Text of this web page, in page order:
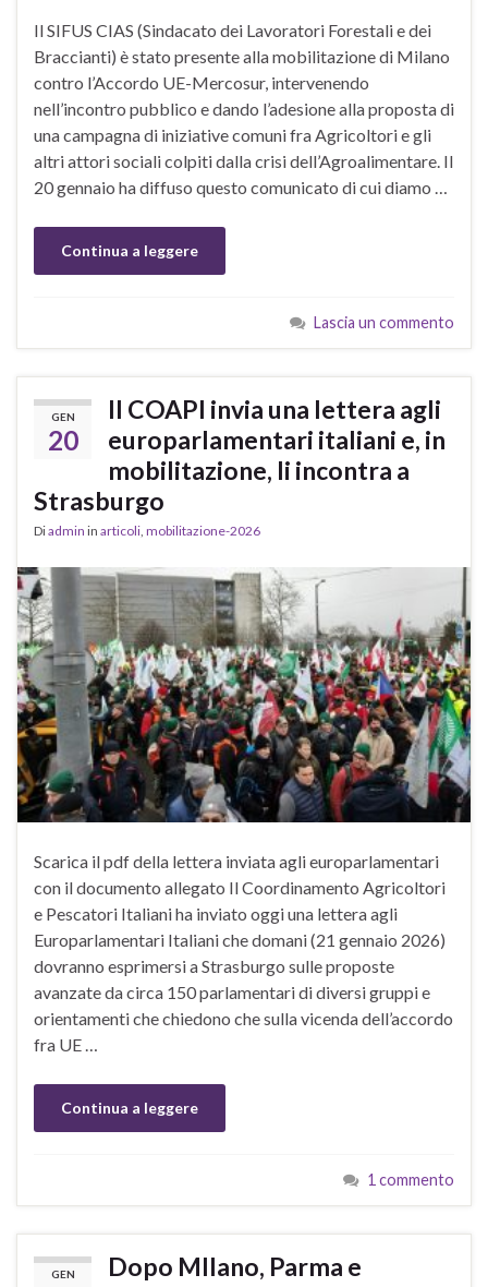
Il SIFUS CIAS (Sindacato dei Lavoratori Forestali e dei
Braccianti) è stato presente alla mobilitazione di Milano
contro l’Accordo UE-Mercosur, intervenendo
nell’incontro pubblico e dando l’adesione alla proposta di
una campagna di iniziative comuni fra Agricoltori e gli
altri attori sociali colpiti dalla crisi dell’Agroalimentare. Il
20 gennaio ha diffuso questo comunicato di cui diamo …
Continua a leggere
Lascia un commento
GEN
20
Il COAPI invia una lettera agli
europarlamentari italiani e, in
mobilitazione, li incontra a
Strasburgo
Diadmin in articoli mobilitazione-2026
Scarica il pdf della lettera inviata agli europarlamentari
con il documento allegato Il Coordinamento Agricoltori
e Pescatori Italiani ha inviato oggi una lettera agli
Europarlamentari Italiani che domani (21 gennaio 2026)
dovranno esprimersi a Strasburgo sulle proposte
avanzate da circa 150 parlamentari di diversi gruppi e
orientamenti che chiedono che sulla vicenda dell’accordo
fra UE …
Continua a leggere
1 commento
GEN
Dopo MIlano, Parma e